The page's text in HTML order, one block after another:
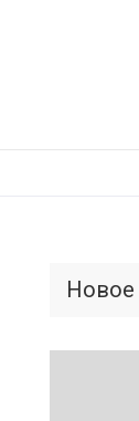
Новое